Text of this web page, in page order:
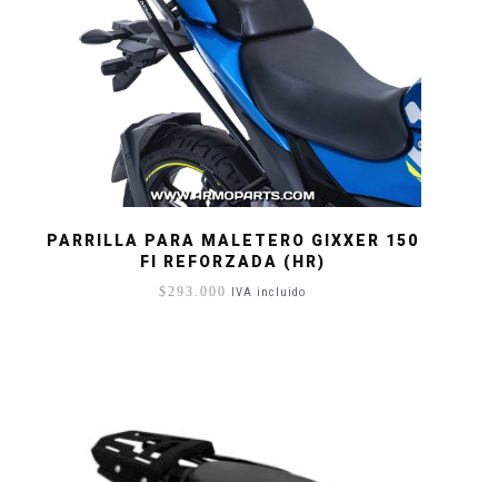
PARRILLA PARA MALETERO GIXXER 150
FI REFORZADA (HR)
$293.000 IVA incluido